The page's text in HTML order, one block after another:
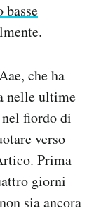
che ha
nelle ultime
nel fiordo di
verso
Prima
giorni
sia ancora